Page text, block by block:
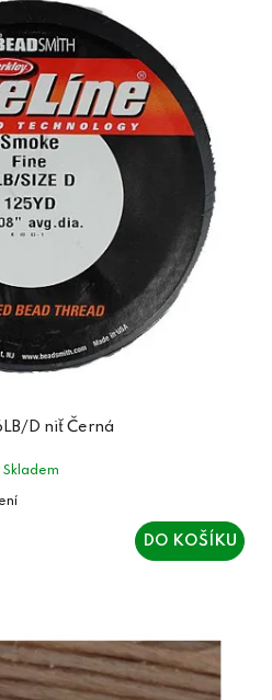
D niť Černá
Skladem
DO KOŠÍKU